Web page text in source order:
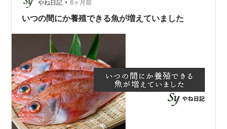
大阪狭山キャンパス（大阪府大阪狭山市大野東377-2）
医学部
医学科
大学院医学研究科
奈良キャンパス（奈良県奈良市中町3327-204）
農学部
農業生産科学科
ロヒーさんが20歳の頃に付き合っていた元カレは誰なの
か、名前や正体についての噂から、当時の拠点…
やね日記 • 6ヶ月前
いつの間にか養殖できる魚が増えていました